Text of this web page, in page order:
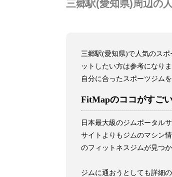
三郷駅(愛知県)周辺の
三郷駅(愛知県)で人気のス
ットしたい方は参考になり
自分に合ったスポーツジム
FitMapのココがすごい
日本最大級のジムポータル
サイトよりもジムのマシン
のフィットネスジムが見つか
ジムに通おうとしても詳細